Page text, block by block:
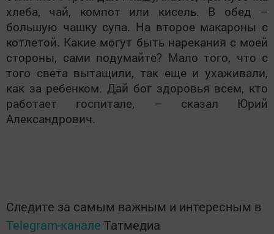
хлеба, чай, компот или кисель. В обед –
большую чашку супа. На второе макароны с
котлетой. Какие могут быть нарекания с моей
стороны, сами подумайте? Мало того, что с
того света вытащили, так еще и ухаживали,
как за ребенком. Дай бог здоровья всем, кто
работает госпитале, – сказал Юрий
Александрович.
Следите за самым важным и интересным в
Telegram-канале Татмедиа